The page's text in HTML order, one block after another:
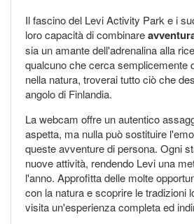
Il fascino del Levi Activity Park e i
loro capacità di combinare
sia un amante dell'adrenalina alla
qualcuno che cerca semplicemente
nella natura, troverai tutto ciò che
angolo di Finlandia.
La webcam offre un autentico
aspetta, ma nulla può sostituire
queste avventure di persona. Ogni
nuove attività, rendendo Levi una
l'anno. Approfitta delle molte
con la natura e scoprire le tradizioni
visita un'esperienza completa ed